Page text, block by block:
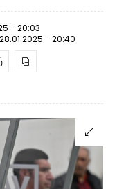
- 20:03
28.01.2025 - 20:40